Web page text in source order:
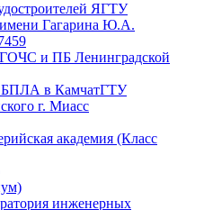
ЯГТУ
Гагарина Ю.А.
и ПБ Ленинградской
БПЛА в КамчатГТУ
г. Миасс
академия (Класс
инженерных